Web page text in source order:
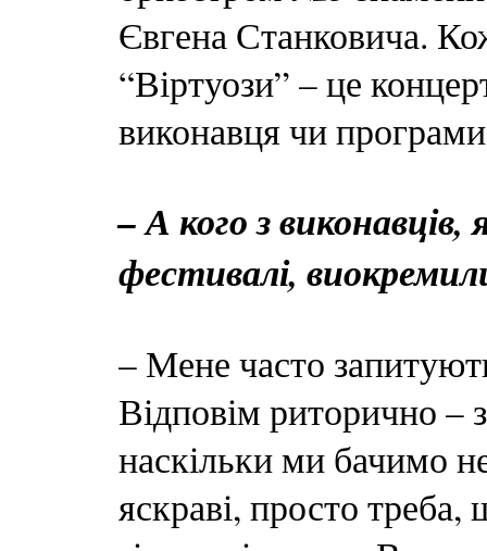
Євгена Станковича.
“Віртуози” – це
виконавця чи
– А кого з
фестивалі,
– Мене часто
Відповім риторично –
наскільки ми бачимо
яскраві, просто